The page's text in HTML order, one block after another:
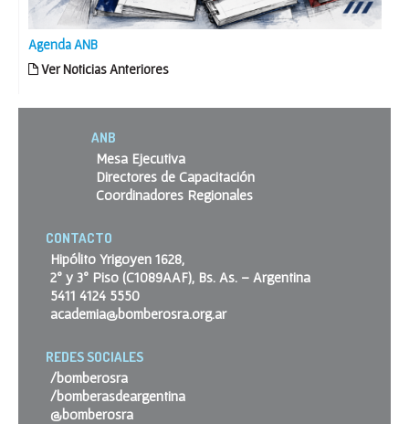
Agenda ANB
Ver Noticias Anteriores
ANB
Mesa Ejecutiva
Directores de Capacitación
Coordinadores Regionales
CONTACTO
Hipólito Yrigoyen 1628,
2º y 3º Piso (C1089AAF), Bs. As. – Argentina
5411 4124 5550
academia@bomberosra.org.ar
REDES SOCIALES
/bomberosra
/bomberasdeargentina
@bomberosra